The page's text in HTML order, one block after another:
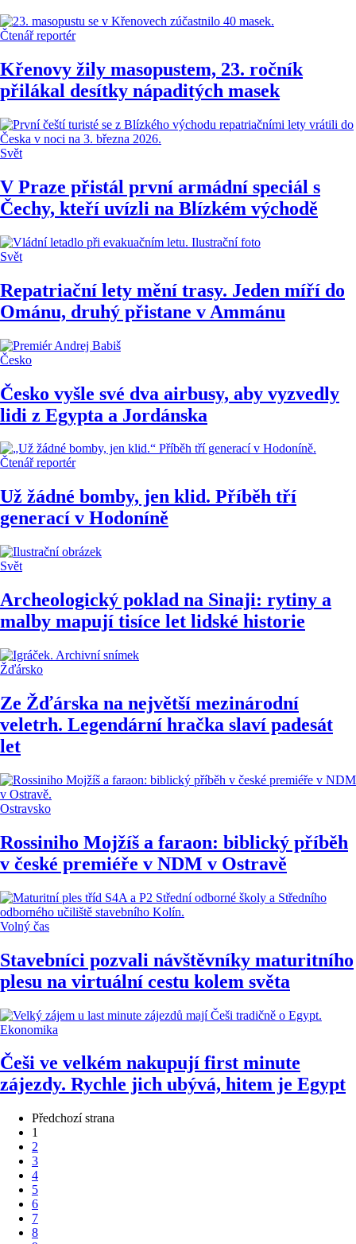
Čtenář reportér
Křenovy žily masopustem, 23. ročník
přilákal desítky nápaditých masek
Svět
V Praze přistál první armádní speciál s
Čechy, kteří uvízli na Blízkém východě
Svět
Repatriační lety mění trasy. Jeden míří do
Ománu, druhý přistane v Ammánu
Česko
Česko vyšle své dva airbusy, aby vyzvedly
lidi z Egypta a Jordánska
Čtenář reportér
Už žádné bomby, jen klid. Příběh tří
generací v Hodoníně
Svět
Archeologický poklad na Sinaji: rytiny a
malby mapují tisíce let lidské historie
Žďársko
Ze Žďárska na největší mezinárodní
veletrh. Legendární hračka slaví padesát
let
Ostravsko
Rossiniho Mojžíš a faraon: biblický příběh
v české premiéře v NDM v Ostravě
Volný čas
Stavebníci pozvali návštěvníky maturitního
plesu na virtuální cestu kolem světa
Ekonomika
Češi ve velkém nakupují first minute
zájezdy. Rychle jich ubývá, hitem je Egypt
Předchozí strana
1
2
3
4
5
6
7
8